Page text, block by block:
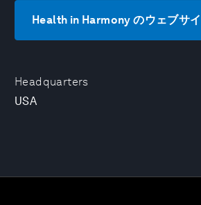
Headquarters
USA
Health in Harmony のウェブサ